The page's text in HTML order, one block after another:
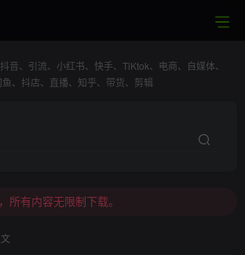
音、引流、小红书、快手、TiKtok、电商、自媒体、
、抖店、直播、知乎、带货、剪辑
所有内容无限制下载。